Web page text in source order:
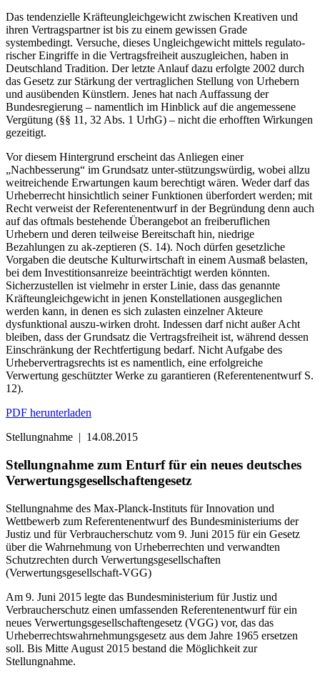
Das tendenzielle Kräfteungleichgewicht zwischen Kreativen und
ihren Vertragspartner ist bis zu einem gewissen Grade
systembedingt. Versuche, dieses Ungleichgewicht mittels regulato-
rischer Eingriffe in die Vertragsfreiheit auszugleichen, haben in
Deutschland Tradition. Der letzte Anlauf dazu erfolgte 2002 durch
das Gesetz zur Stärkung der vertraglichen Stellung von Urhebern
und ausübenden Künstlern. Jenes hat nach Auffassung der
Bundesregierung – namentlich im Hinblick auf die angemessene
Vergütung (§§ 11, 32 Abs. 1 UrhG) – nicht die erhofften Wirkungen
gezeitigt.
Vor diesem Hintergrund erscheint das Anliegen einer
„Nachbesserung“ im Grundsatz unter-stützungswürdig, wobei allzu
weitreichende Erwartungen kaum berechtigt wären. Weder darf das
Urheberrecht hinsichtlich seiner Funktionen überfordert werden; mit
Recht verweist der Referentenentwurf in der Begründung denn auch
auf das oftmals bestehende Überangebot an freiberuflichen
Urhebern und deren teilweise Bereitschaft hin, niedrige
Bezahlungen zu ak-zeptieren (S. 14). Noch dürfen gesetzliche
Vorgaben die deutsche Kulturwirtschaft in einem Ausmaß belasten,
bei dem Investitionsanreize beeinträchtigt werden könnten.
Sicherzustellen ist vielmehr in erster Linie, dass das genannte
Kräfteungleichgewicht in jenen Konstellationen ausgeglichen
werden kann, in denen es sich zulasten einzelner Akteure
dysfunktional auszu-wirken droht. Indessen darf nicht außer Acht
bleiben, dass der Grundsatz die Vertragsfreiheit ist, während dessen
Einschränkung der Rechtfertigung bedarf. Nicht Aufgabe des
Urhebervertragsrechts ist es namentlich, eine erfolgreiche
Verwertung geschützter Werke zu garantieren (Referentenentwurf S.
12).
PDF herunterladen
Stellungnahme | 14.08.2015
Stellungnahme zum Enturf für ein neues deutsches
Verwertungsgesellschaftengesetz
Stellungnahme des Max-Planck-Instituts für Innovation und
Wettbewerb zum Referentenentwurf des Bundesministeriums der
Justiz und für Verbraucherschutz vom 9. Juni 2015 für ein Gesetz
über die Wahrnehmung von Urheberrechten und verwandten
Schutzrechten durch Verwertungsgesellschaften
(Verwertungsgesellschaft-VGG)
Am 9. Juni 2015 legte das Bundesministerium für Justiz und
Verbraucherschutz einen umfassenden Referentenentwurf für ein
neues Verwertungsgesellschaftengesetz (VGG) vor, das das
Urheberrechtswahrnehmungsgesetz aus dem Jahre 1965 ersetzen
soll. Bis Mitte August 2015 bestand die Möglichkeit zur
Stellungnahme.